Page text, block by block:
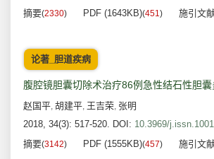
摘要(2330) PDF (1643KB)(451) 施引文
论著_胆道疾病
腹腔镜胆囊切除术治疗86例急性结石性胆
赵国平, 胡建平, 王吉荣, 张明
2018, 34(3): 517-520. DOI: 10.3969/
摘要(3142) PDF (1555KB)(457) 施引文